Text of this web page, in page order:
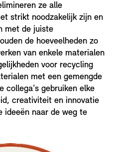
ze alle
strikt noodzakelijk zijn en
met de juiste
de hoeveelheden zo
van enkele materialen
voor recycling
met een gemengde
collega's gebruiken elke
creativiteit en innovatie
ideeën naar de weg te